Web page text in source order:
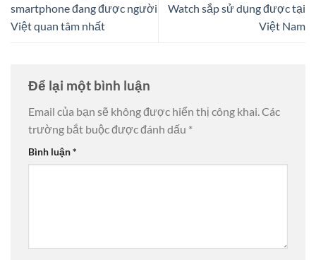
smartphone đang được người
Việt quan tâm nhất
Watch sắp sử dụng được tại
Việt Nam
Để lại một bình luận
Email của bạn sẽ không được hiển thị công khai.Các
trường bắt buộc được đánh dấu *
Bình luận*